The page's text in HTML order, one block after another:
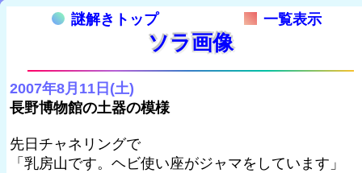
謎解きトップ 一覧表示
ソラ画像
2007年8月11日(土)
長野博物館の土器の模様
先日チャネリングで
「乳房山です。ヘビ使い座がジャマをしています」